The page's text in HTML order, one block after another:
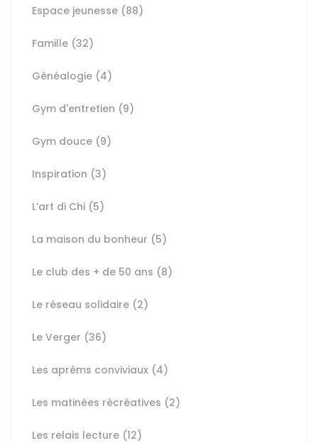
Espace jeunesse (88)
Famille (32)
Généalogie (4)
Gym d'entretien (9)
Gym douce (9)
Inspiration (3)
L’art di Chi (5)
La maison du bonheur (5)
Le club des + de 50 ans (8)
Le réseau solidaire (2)
Le Verger (36)
Les aprèms conviviaux (4)
Les matinées récréatives (2)
Les relais lecture (12)